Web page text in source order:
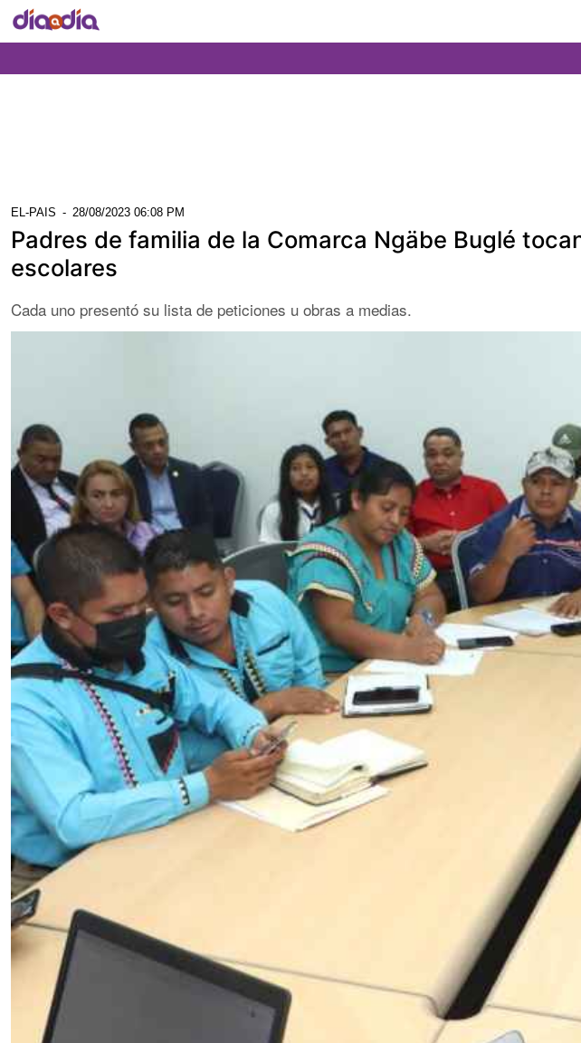
EL-PAIS - 28/08/2023 06:08 PM
Padres de familia de la Comarca Ngäbe Buglé
escolares
Cada uno presentó su lista de peticiones u obras a medias.